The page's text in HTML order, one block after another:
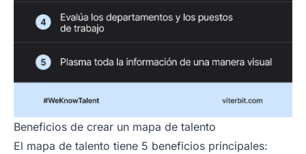
Beneficios de crear un mapa de talento
El mapa de talento tiene 5 beneficios principales: